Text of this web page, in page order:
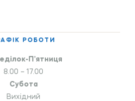
РОБОТИ
П’ятниця
8.00 – 17.00
Субота
Вихідний